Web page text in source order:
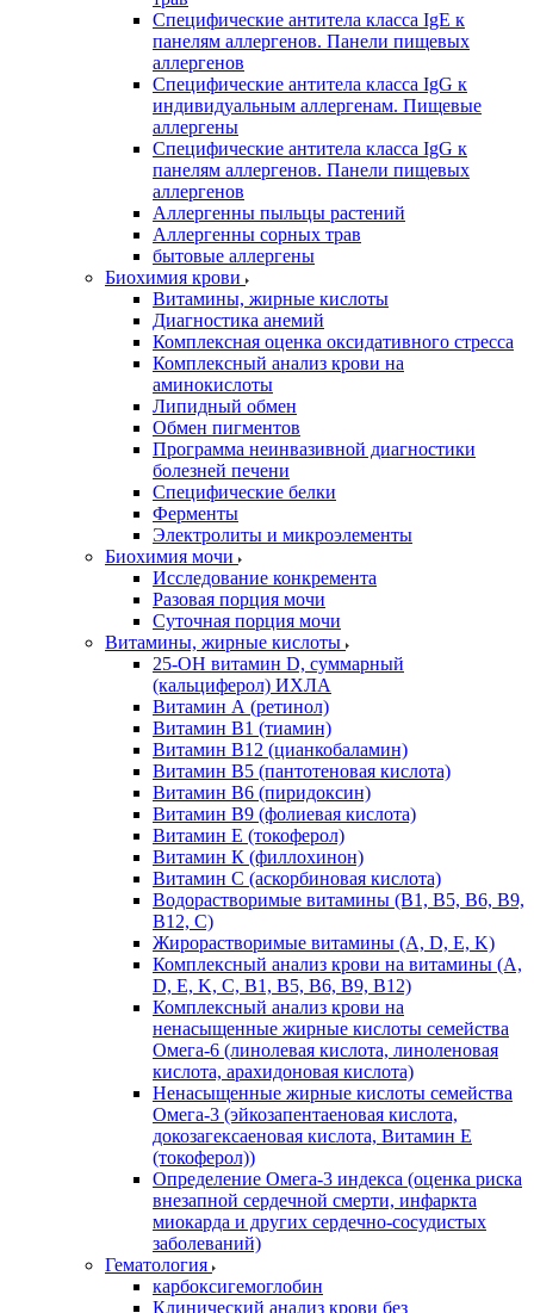
Специфические антитела класса IgE к
панелям аллергенов. Панели пищевых
аллергенов
Специфические антитела класса IgG к
индивидуальным аллергенам. Пищевые
аллергены
Специфические антитела класса IgG к
панелям аллергенов. Панели пищевых
аллергенов
Аллергенны пыльцы растений
Аллергенны сорных трав
бытовые аллергены
Биохимия крови
Витамины, жирные кислоты
Диагностика анемий
Комплексная оценка оксидативного стресса
Комплексный анализ крови на
аминокислоты
Липидный обмен
Обмен пигментов
Программа неинвазивной диагностики
болезней печени
Специфические белки
Ферменты
Электролиты и микроэлементы
Биохимия мочи
Исследование конкремента
Разовая порция мочи
Суточная порция мочи
Витамины, жирные кислоты
25-OH витамин D, суммарный
(кальциферол) ИХЛА
Витамин А (ретинол)
Витамин В1 (тиамин)
Витамин В12 (цианкобаламин)
Витамин В5 (пантотеновая кислота)
Витамин В6 (пиридоксин)
Витамин В9 (фолиевая кислота)
Витамин Е (токоферол)
Витамин К (филлохинон)
Витамин С (аскорбиновая кислота)
Водорастворимые витамины (B1, B5, B6, В9,
В12, С)
Жирорастворимые витамины (A, D, E, K)
Комплексный анализ крови на витамины (A,
D, E, K, C, B1, B5, B6, В9, B12)
Комплексный анализ крови на
ненасыщенные жирные кислоты семейства
Омега-6 (линолевая кислота, линоленовая
кислота, арахидоновая кислота)
Ненасыщенные жирные кислоты семейства
Омега-3 (эйкозапентаеновая кислота,
докозагексаеновая кислота, Витамин E
(токоферол))
Определение Омега-3 индекса (оценка риска
внезапной сердечной смерти, инфаркта
миокарда и других сердечно-сосудистых
заболеваний)
Гематология
карбоксигемоглобин
Клинический анализ крови без